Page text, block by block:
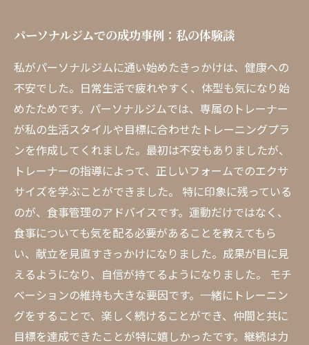
パーソナルジムでの成功事例：私の体験談
私がパーソナルジムに通い始めたきっかけは、健康への
不安でした。日常生活で疲れやすく、体型も気になり始
めたためです。パーソナルジムでは、専属のトレーナー
が私の生活スタイルや目標に合わせたトレーニングプラ
ンを作成してくれました。最初は不安もありましたが、
トレーナーの指導によって、正しいフォームでのエクサ
サイズを学ぶことができました。 特に印象に残っている
のが、食事管理のアドバイスです。運動だけではなく、
食事についても気を配る必要があることを教えてもら
い、献立を見直すきっかけになりました。成果が目に見
えるようになり、自信が持てるようになりました。 モチ
ベーションの維持も大きな要因です。一緒にトレーニン
グをすることで、楽しく続けることができ、仲間と共に
目標を達成できたことが特に嬉しかったです。継続は力